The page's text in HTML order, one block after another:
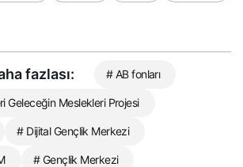
fazlası: # AB fonları
Geleceğin Meslekleri Projesi
# Dijital Gençlik Merkezi
# Gençlik Merkezi